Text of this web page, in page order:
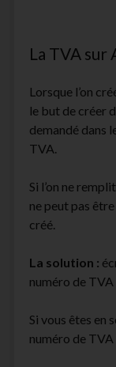
La TVA sur
Lorsque l’on
le but de créer
demandé dans
TVA.
Si l’on ne
ne peut pas
créé.
La solution :
numéro de
Si vous êtes en
numéro de